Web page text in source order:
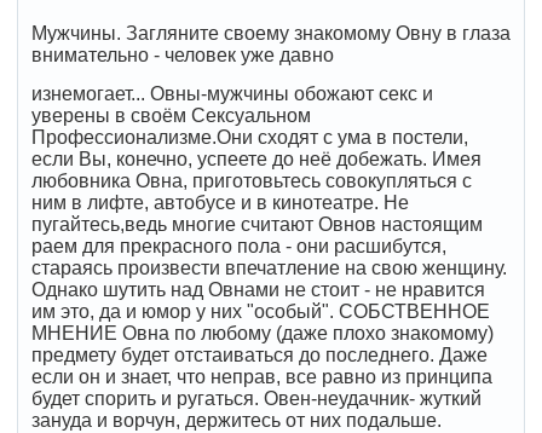
Мужчины. Загляните своему знакомому Овну в глаза
внимательно - человек уже давно
изнемогает... Овны-мужчины обожают секс и
уверены в своём Сексуальном
Профессионализме.Они сходят с ума в постели,
если Вы, конечно, успеете до неё добежать. Имея
любовника Овна, приготовьтесь совокупляться с
ним в лифте, автобусе и в кинотеатре. Не
пугайтесь,ведь многие считают Овнов настоящим
раем для прекрасного пола - они расшибутся,
стараясь произвести впечатление на свою женщину.
Однако шутить над Овнами не стоит - не нравится
им это, да и юмор у них "особый". СОБСТВЕННОЕ
МНЕНИЕ Овна по любому (даже плохо знакомому)
предмету будет отстаиваться до последнего. Даже
если он и знает, что неправ, все равно из принципа
будет спорить и ругаться. Овен-неудачник- жуткий
зануда и ворчун, держитесь от них подальше.